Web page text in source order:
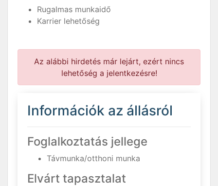
Rugalmas munkaidő
Karrier lehetőség
Az alábbi hirdetés már lejárt, ezért nincs
lehetőség a jelentkezésre!
Információk az állásról
Foglalkoztatás jellege
Távmunka/otthoni munka
Elvárt tapasztalat